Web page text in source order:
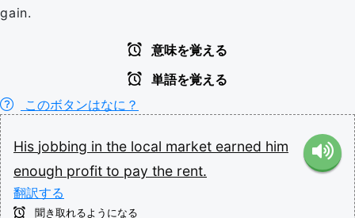
gain.
意味を覚える
単語を覚える
このボタンはなに？
His jobbing in the local market earned him
enough profit to pay the rent.
翻訳する
聞き取れるようになる